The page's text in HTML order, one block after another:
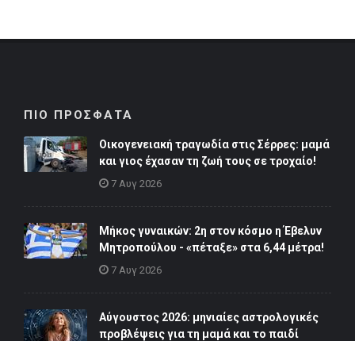
ΠΙΟ ΠΡΟΣΦΑΤΑ
Οικογενειακή τραγωδία στις Σέρρες: μαμά
και γιος έχασαν τη ζωή τους σε τροχαίο!
7 Αυγ 2026
Μήκος γυναικών: 2η στον κόσμο η Έβελυν
Μητροπούλου - «πέταξε» στα 6,44 μέτρα!
7 Αυγ 2026
Αύγουστος 2026: μηνιαίες αστρολογικές
προβλέψεις για τη μαμά και το παιδί